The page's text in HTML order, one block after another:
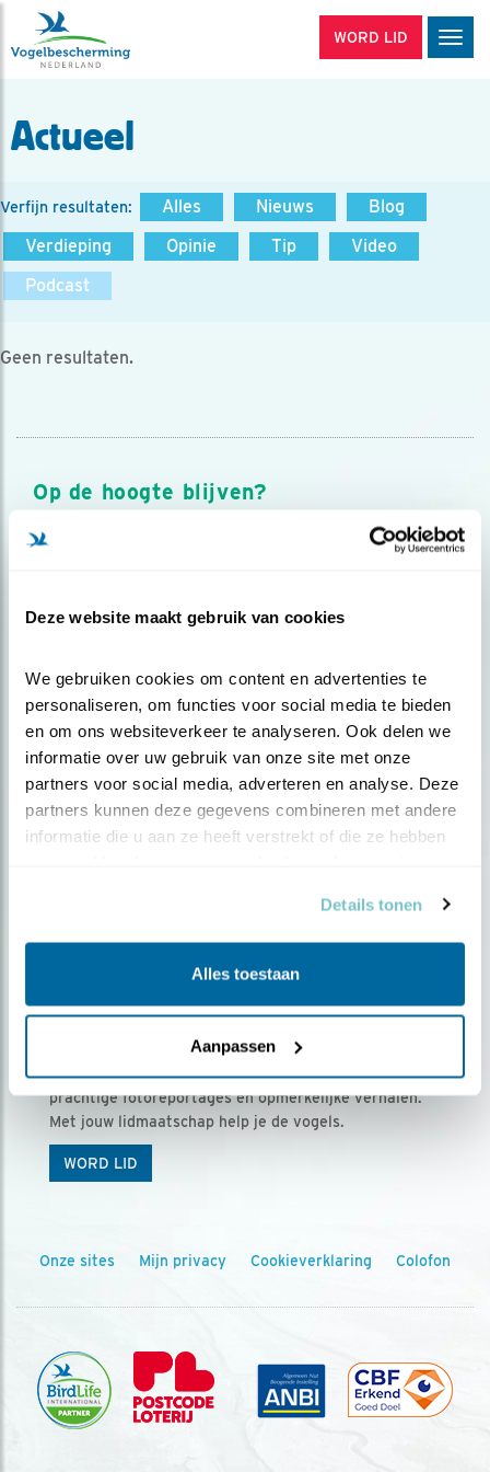
Deze website maakt gebruik van cookies
We gebruiken cookies om content en advertenties te
personaliseren, om functies voor social media te bieden
en om ons websiteverkeer te analyseren. Ook delen we
informatie over uw gebruik van onze site met onze
partners voor social media, adverteren en analyse. Deze
partners kunnen deze gegevens combineren met andere
informatie die u aan ze heeft verstrekt of die ze hebben
Details tonen
Alles toestaan
Aanpassen
WORD LID
Actueel
Verfijn resultaten: Alles Nieuws
Blog
Verdieping
Opinie Tip
Video
Podcast
Geen resultaten.
Op de hoogte blijven?
Meld je aan en ontvang nieuws, inspiratie, acties en tips
over vogels en activiteiten van Vogelbescherming.
Ontvang 5 x Vogels voor € 36,00 per jaar
Vogels is het tijdschrift voor onze leden, met
prachtige fotoreportages en opmerkelijke verhalen.
Met jouw lidmaatschap help je de vogels.
WORD LID
Onze sites Mijn privacy Cookieverklaring Colofon